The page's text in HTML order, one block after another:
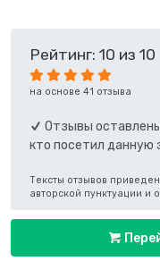
Рейтинг: 10 из 10
на основе 41 отзыва
Отзывы
кто посетил данную
Тексты отзывов
авторской пунктуации и